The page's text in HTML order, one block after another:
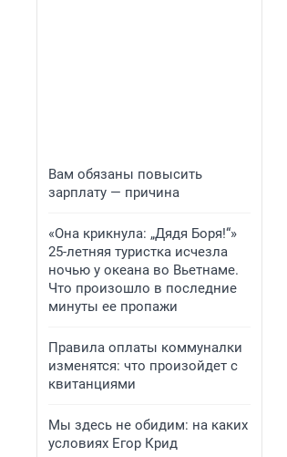
Вам обязаны повысить
зарплату — причина
«Она крикнула: „Дядя Боря!“»
25-летняя туристка исчезла
ночью у океана во Вьетнаме.
Что произошло в последние
минуты ее пропажи
Правила оплаты коммуналки
изменятся: что произойдет с
квитанциями
Мы здесь не обидим: на каких
условиях Егор Крид